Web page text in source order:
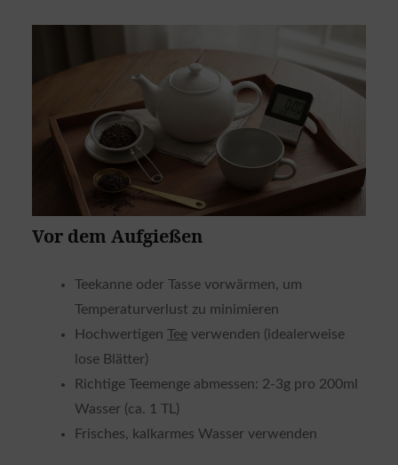
Vor dem Aufgießen
Teekanne oder Tasse vorwärmen, um
Temperaturverlust zu minimieren
Hochwertigen Teeverwenden (idealerweise
lose Blätter)
Richtige Teemenge abmessen: 2-3g pro 200ml
Wasser (ca. 1 TL)
Frisches, kalkarmes Wasser verwenden